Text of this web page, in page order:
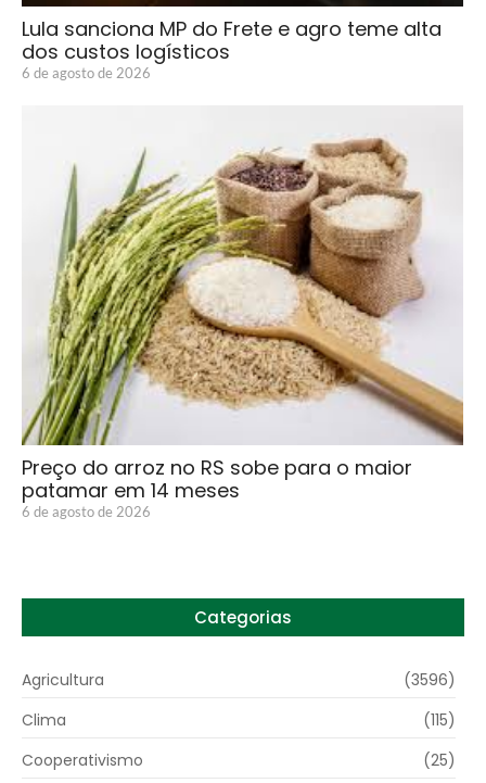
Lula sanciona MP do Frete e agro teme alta
dos custos logísticos
6 de agosto de 2026
Preço do arroz no RS sobe para o maior
patamar em 14 meses
6 de agosto de 2026
Categorias
Agricultura
(3596)
Clima
(115)
Cooperativismo
(25)